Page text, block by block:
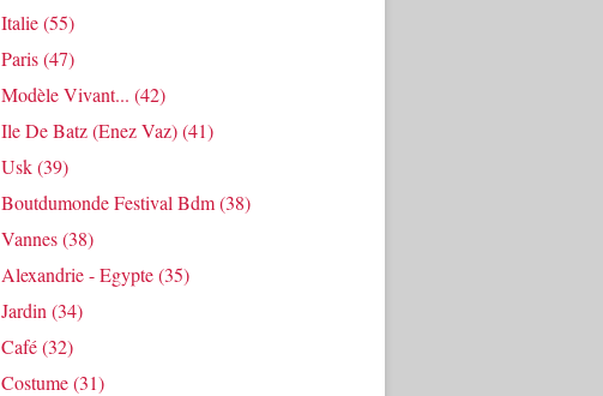
Italie(55)
Paris(47)
Modèle Vivant... (42)
Ile De Batz (enez Vaz)(41)
Usk(39)
Boutdumonde Festival Bdm(38)
Vannes(38)
Alexandrie - Egypte(35)
Jardin (34)
Café(32)
Costume(31)